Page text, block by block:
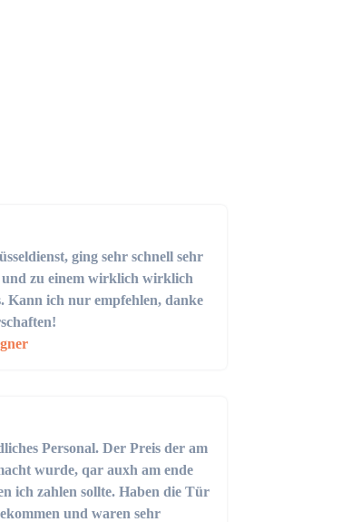
ging sehr schnell sehr
und zu einem wirklich wirklich
Kann ich nur empfehlen, danke
Personal. Der Preis der am
wurde, qar auxh am ende
ich zahlen sollte. Haben die Tür
und waren sehr